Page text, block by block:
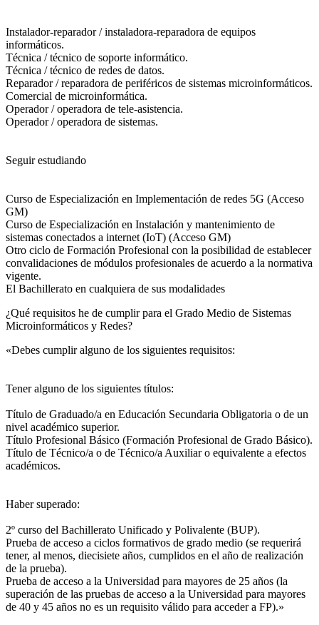
Instalador-reparador / instaladora-reparadora de equipos
informáticos.
Técnica / técnico de soporte informático.
Técnica / técnico de redes de datos.
Reparador / reparadora de periféricos de sistemas microinformáticos.
Comercial de microinformática.
Operador / operadora de tele-asistencia.
Operador / operadora de sistemas.
Seguir estudiando
Curso de Especialización en Implementación de redes 5G (Acceso
GM)
Curso de Especialización en Instalación y mantenimiento de
sistemas conectados a internet (IoT) (Acceso GM)
Otro ciclo de Formación Profesional con la posibilidad de establecer
convalidaciones de módulos profesionales de acuerdo a la normativa
vigente.
El Bachillerato en cualquiera de sus modalidades
¿Qué requisitos he de cumplir para el Grado Medio de Sistemas
Microinformáticos y Redes?
«Debes cumplir alguno de los siguientes requisitos:
Tener alguno de los siguientes títulos:
Título de Graduado/a en Educación Secundaria Obligatoria o de un
nivel académico superior.
Título Profesional Básico (Formación Profesional de Grado Básico).
Título de Técnico/a o de Técnico/a Auxiliar o equivalente a efectos
académicos.
Haber superado:
2º curso del Bachillerato Unificado y Polivalente (BUP).
Prueba de acceso a ciclos formativos de grado medio (se requerirá
tener, al menos, diecisiete años, cumplidos en el año de realización
de la prueba).
Prueba de acceso a la Universidad para mayores de 25 años (la
superación de las pruebas de acceso a la Universidad para mayores
de 40 y 45 años no es un requisito válido para acceder a FP).»